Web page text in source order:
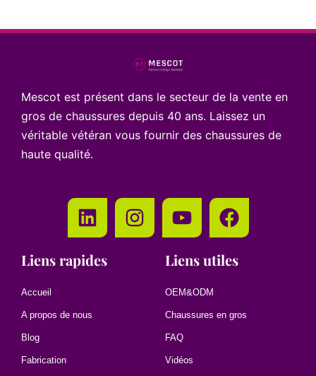
Mescot est présent dans le secteur de la vente en
gros de chaussures depuis 40 ans. Laissez un
véritable vétéran vous fournir des chaussures de
haute qualité.
Liens rapides
Accueil
A propos de nous
Blog
Fabrication
Liens utiles
OEM&ODM
Chaussures en gros
FAQ
Vidéos